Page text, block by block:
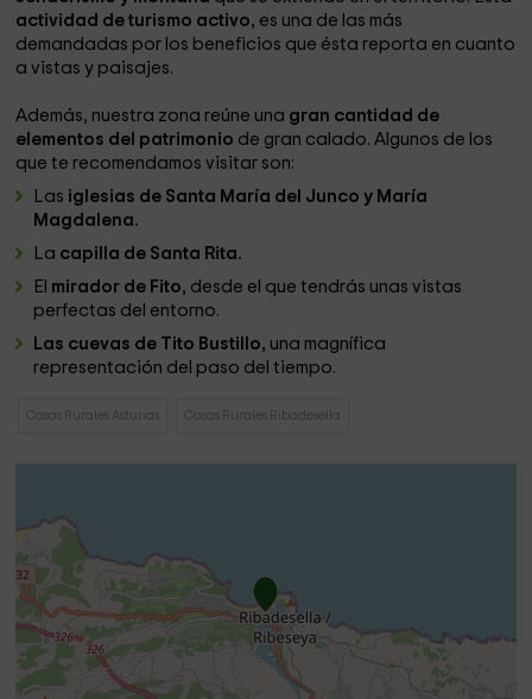
actividad de turismo activo, es una de las más
demandadas por los beneficios que ésta reporta en cuanto
a vistas y paisajes.
Además, nuestra zona reúne una gran cantidad de
elementos del patrimonio de gran calado. Algunos de los
que te recomendamos visitar son:
Las iglesias de Santa María del Junco y María
Magdalena.
La capilla de Santa Rita.
El mirador de Fito, desde el que tendrás unas vistas
perfectas del entorno.
Las cuevas de Tito Bustillo, una magnífica
representación del paso del tiempo.
Casas Rurales Asturias Casas Rurales Ribadesella